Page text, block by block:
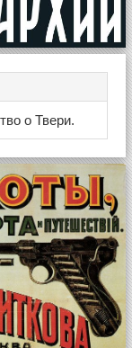
о Твери.